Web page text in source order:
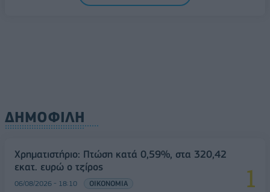
ΔΗΜΟΦΙΛΗ
Χρηματιστήριο: Πτώση κατά 0,59%, στα 320,42
εκατ. ευρώ ο τζίρος
06/08/2026 - 18:10 ΟΙΚΟΝΟΜΙΑ